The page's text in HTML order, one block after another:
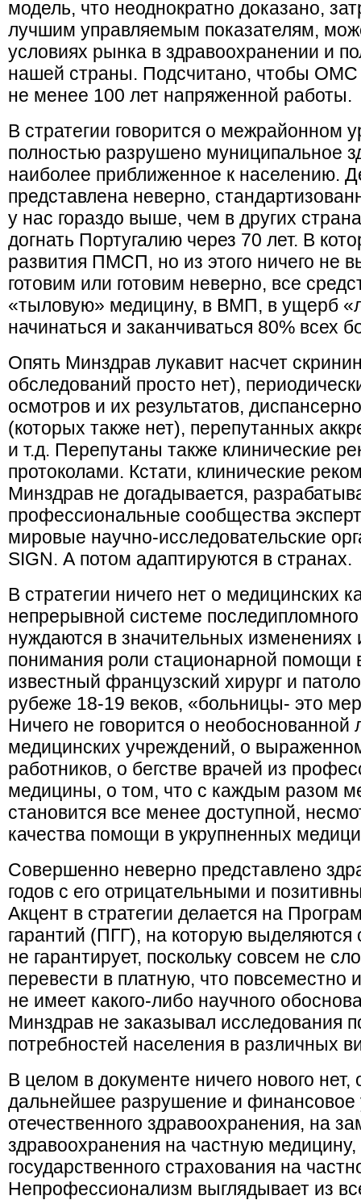
модель, что неоднократно доказано,
лучшим управляемым показателям,
условиях рынка в здравоохранении и
нашей страны. Подсчитано, чтобы ОМС
не менее 100 лет напряженной работы.
В стратегии говорится о межрайонном
полностью разрушено муниципальное
наиболее приближенное к населению.
представлена неверно,
у нас гораздо выше, чем в других
догнать Португалию через 70 лет. В
развития ПМСП, но из этого ничего не
готовим или готовим неверно, все
«тыловую» медицину, в ВМП, в ущерб
начинаться и заканчиваться 80% всех
Опять Минздрав лукавит насчет
обследований просто нет),
осмотров и их результатов,
(которых также нет), перепутанных
и т.д. Перепутаны также клинические
протоколами. Кстати, клинические
Минздрав не догадывается,
профессиональные сообщества
мировые научно-исследовательские
SIGN. А потом адаптируются в странах.
В стратегии ничего нет о медицинских
непрерывной системе
нуждаются в значительных
понимания роли стационарной помощи
известный французский хирург и
рубеже 18-19 веков, «больницы- это
Ничего не говорится о необоснованной
медицинских учреждений, о
работников, о бегстве врачей из
медицины, о том, что с каждым разом
становится все менее доступной,
качества помощи в укрупненных
Совершенно неверно представлено
годов с его отрицательными и
Акцент в стратегии делается на
гарантий (ПГГ), на которую выделяются
не гарантирует, поскольку совсем не
перевести в платную, что повсеместно
не имеет какого-либо научного
Минздрав не заказывал исследования
потребностей населения в различных
В целом в документе ничего нового
дальнейшее разрушение и финансовое
отечественного здравоохранения, на
здравоохранения на частную
государственного страхования на
Непрофессионализм выглядывает из